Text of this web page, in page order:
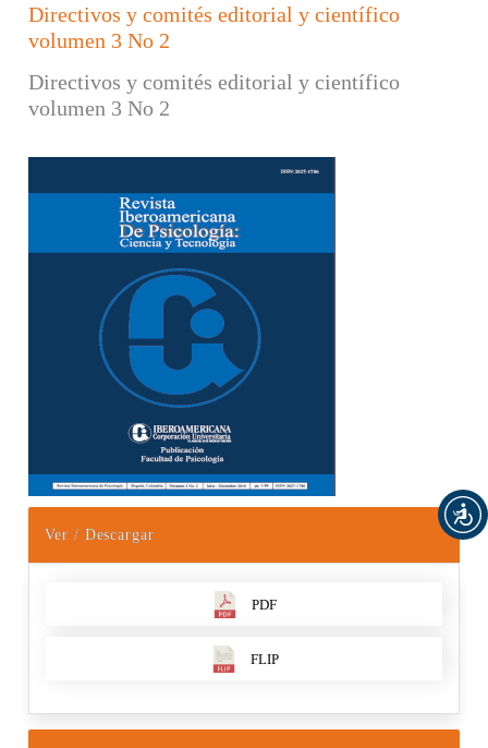
Directivos y comités editorial y científico
volumen 3 No 2
Directivos y comités editorial y científico
volumen 3 No 2
Barra lateral del artículo
Ver / Descargar
PDF
FLIP